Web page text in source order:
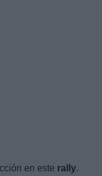
en este rally.